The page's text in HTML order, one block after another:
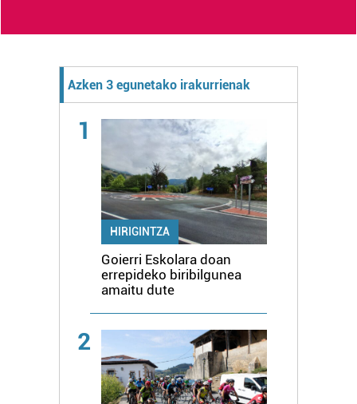
Azken 3 egunetako irakurrienak
1
HIRIGINTZA
Goierri Eskolara doan
errepideko biribilgunea
amaitu dute
2